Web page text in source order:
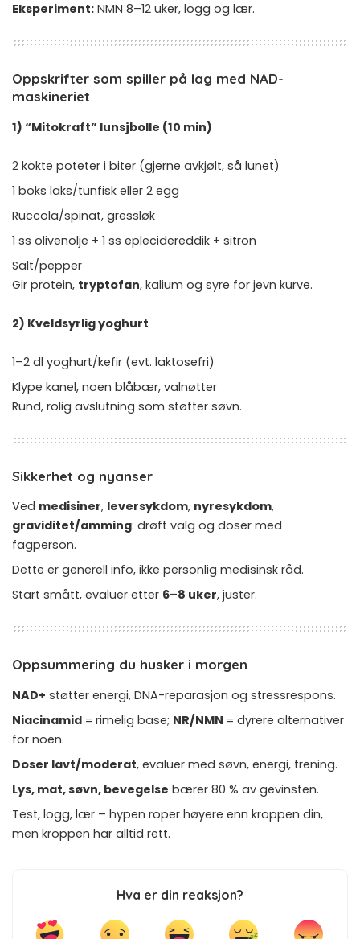
Eksperiment: NMN 8–12 uker, logg og lær.
Oppskrifter som spiller på lag med NAD-
maskineriet
1) “Mitokraft” lunsjbolle (10 min)
2 kokte poteter i biter (gjerne avkjølt, så lunet)
1 boks laks/tunfisk eller 2 egg
Ruccola/spinat, gressløk
1 ss olivenolje + 1 ss eplecidereddik + sitron
Salt/pepper
Gir protein, tryptofan, kalium og syre for jevn kurve.
2) Kveldsyrlig yoghurt
1–2 dl yoghurt/kefir (evt. laktosefri)
Klype kanel, noen blåbær, valnøtter
Rund, rolig avslutning som støtter søvn.
Sikkerhet og nyanser
Ved medisiner, leversykdom, nyresykdom,
graviditet/amming: drøft valg og doser med
fagperson.
Dette er generell info, ikke personlig medisinsk råd.
Start smått, evaluer etter 6–8 uker, juster.
Oppsummering du husker i morgen
NAD+ støtter energi, DNA-reparasjon og stressrespons.
Niacinamid = rimelig base; NR/NMN = dyrere alternativer
for noen.
Doser lavt/moderat, evaluer med søvn, energi, trening.
Lys, mat, søvn, bevegelse bærer 80 % av gevinsten.
Test, logg, lær – hypen roper høyere enn kroppen din,
men kroppen har alltid rett.
Hva er din reaksjon?